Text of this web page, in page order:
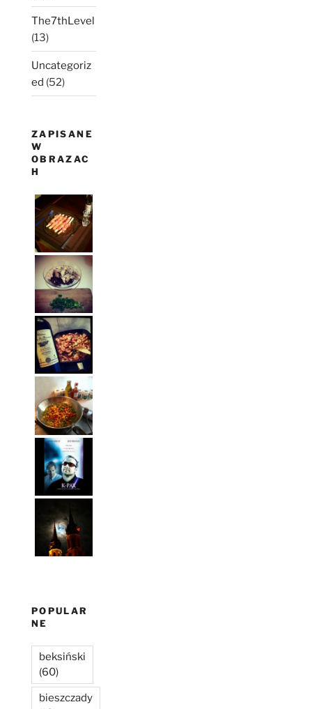
The7thLevel
(13)
Uncategoriz
ed (52)
ZAPISANE
W
OBRAZAC
H
POPULAR
NE
beksiński
(60)
bieszczady